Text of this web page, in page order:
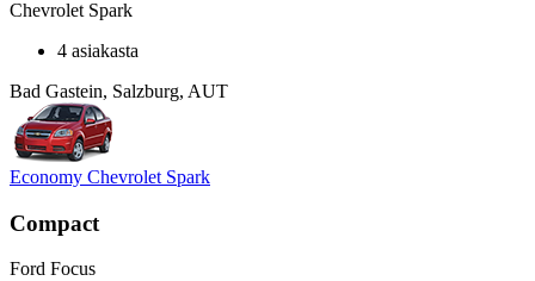
Chevrolet Spark
4 asiakasta
Bad Gastein, Salzburg, AUT
Economy Chevrolet Spark
Compact
Ford Focus